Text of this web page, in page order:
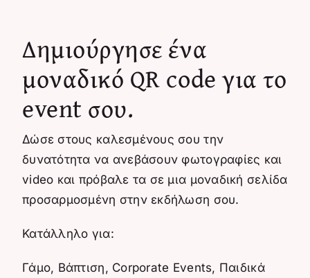
Δημιούργησε ένα
μοναδικό QR code για το
event σου.
Δώσε στους καλεσμένους σου την
δυνατότητα να ανεβάσουν φωτογραφίες και
video και πρόβαλε τα σε μια μοναδική σελίδα
προσαρμοσμένη στην εκδήλωση σου.
Κατάλληλο για:
Γάμο, Βάπτιση, Corporate Events, Παιδικά